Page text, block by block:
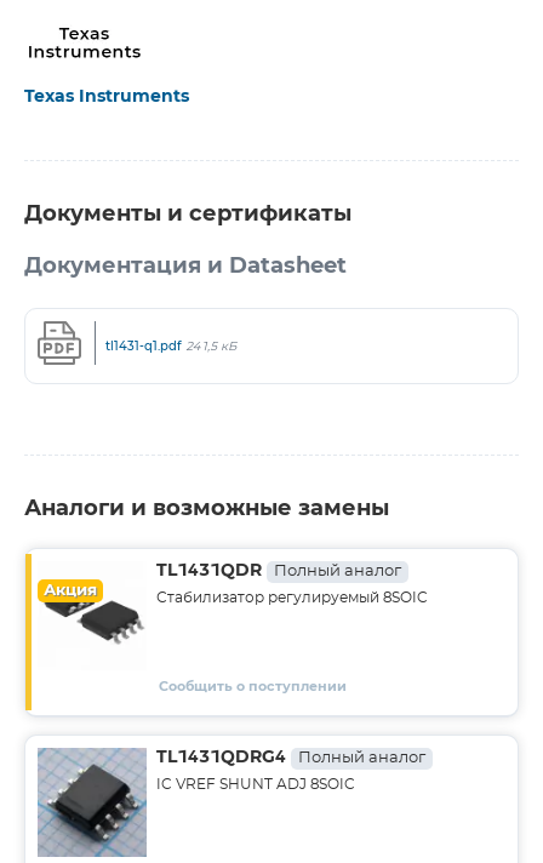
Texas Instruments
Документы и сертификаты
Документация и Datasheet
tl1431-q1.pdf 241,5 кБ
Аналоги и возможные замены
Акция
TL1431QDR Полный аналог
Стабилизатор регулируемый 8SOIC
Сообщить о поступлении
TL1431QDRG4 Полный аналог
IC VREF SHUNT ADJ 8SOIC